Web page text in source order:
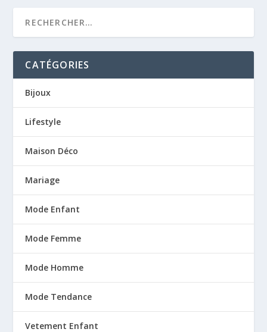
CATÉGORIES
Bijoux
Lifestyle
Maison Déco
Mariage
Mode Enfant
Mode Femme
Mode Homme
Mode Tendance
Vetement Enfant